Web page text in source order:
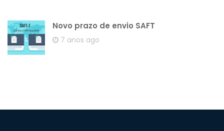
Novo prazo de envio SAFT
7 anos ago